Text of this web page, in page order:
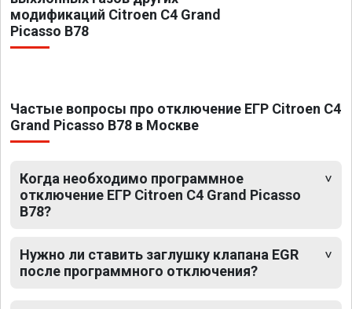
модификаций Citroen C4 Grand
Picasso B78
Частые вопросы про отключение ЕГР Citroen C4
Grand Picasso B78 в Москве
Когда необходимо программное
отключение ЕГР Citroen C4 Grand Picasso
B78?
Нужно ли ставить заглушку клапана EGR
после программного отключения?